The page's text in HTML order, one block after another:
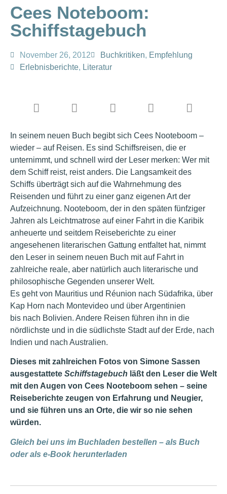
Cees Noteboom:
Schiffstagebuch
November 26, 2012 Buchkritiken, Empfehlung
Erlebnisberichte, Literatur
In seinem neuen Buch begibt sich Cees Nooteboom –
wieder – auf Reisen. Es sind Schiffsreisen, die er
unternimmt, und schnell wird der Leser merken: Wer mit
dem Schiff reist, reist anders. Die Langsamkeit des
Schiffs überträgt sich auf die Wahrnehmung des
Reisenden und führt zu einer ganz eigenen Art der
Aufzeichnung. Nooteboom, der in den späten fünfziger
Jahren als Leichtmatrose auf einer Fahrt in die Karibik
anheuerte und seitdem Reiseberichte zu einer
angesehenen literarischen Gattung entfaltet hat, nimmt
den Leser in seinem neuen Buch mit auf Fahrt in
zahlreiche reale, aber natürlich auch literarische und
philosophische Gegenden unserer Welt.
Es geht von Mauritius und Réunion nach Südafrika, über
Kap Horn nach Montevideo und über Argentinien
bis nach Bolivien. Andere Reisen führen ihn in die
nördlichste und in die südlichste Stadt auf der Erde, nach
Indien und nach Australien.
Dieses mit zahlreichen Fotos von Simone Sassen
ausgestattete Schiffstagebuch läßt den Leser die Welt
mit den Augen von Cees Nooteboom sehen – seine
Reiseberichte zeugen von Erfahrung und Neugier,
und sie führen uns an Orte, die wir so nie sehen
würden.
Gleich bei uns im Buchladen bestellen – als Buch
oder als e-Book herunterladen